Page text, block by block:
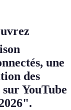
, une
des
YouTube